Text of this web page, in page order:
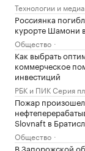
Технологии и медиа
Россиянка
курорте Шамони
Общество
Как выбрать
коммерческое
инвестиций
РБК и ПИК Серия
Пожар
Slovnaft в
Общество
В Запорожской